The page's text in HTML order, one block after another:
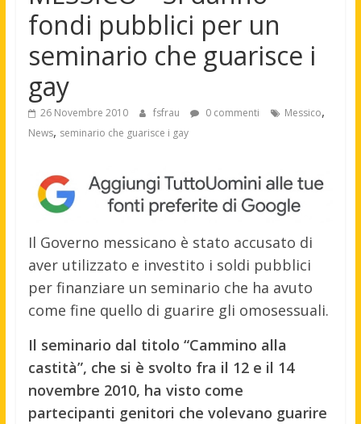
fondi pubblici per un
seminario che guarisce i
gay
26 Novembre 2010 fsfrau 0 commenti Messico,
News, seminario che guarisce i gay
Il Governo messicano è stato accusato di
aver utilizzato e investito i soldi pubblici
per finanziare un seminario che ha avuto
come fine quello di guarire gli omosessuali.
Il seminario dal titolo “Cammino alla
castità”, che si è svolto fra il 12 e il 14
novembre 2010, ha visto come
partecipanti genitori che volevano guarire